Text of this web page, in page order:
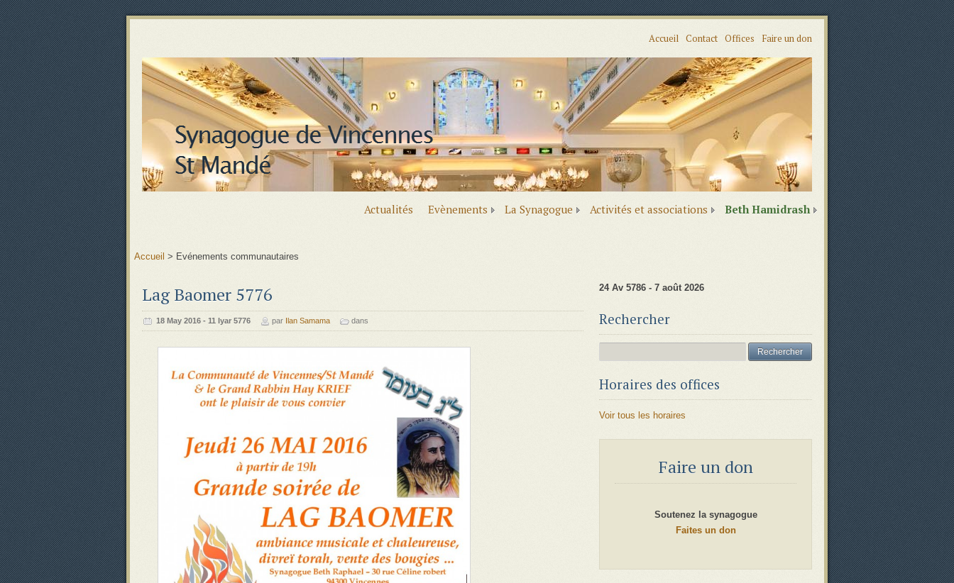
Accueil Contact Offices Faire un don
Actualités Evènements La Synagogue Activités et associations Beth Hamidrash
Accueil > Evénements communautaires
Lag Baomer 5776
‍‍18 May 2016 - 11 Iyar 5776 par Ilan Samama dans
24 Av 5786 - 7 août 2026
Rechercher
Horaires des offices
Voir tous les horaires
Faire un don
Soutenez la synagogue
Faites un don